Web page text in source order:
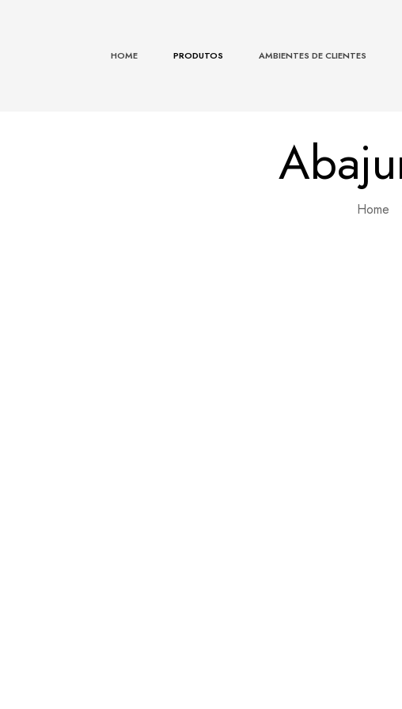
HOME PRODUTOS AMBIENTES DE CLIENTES
Home